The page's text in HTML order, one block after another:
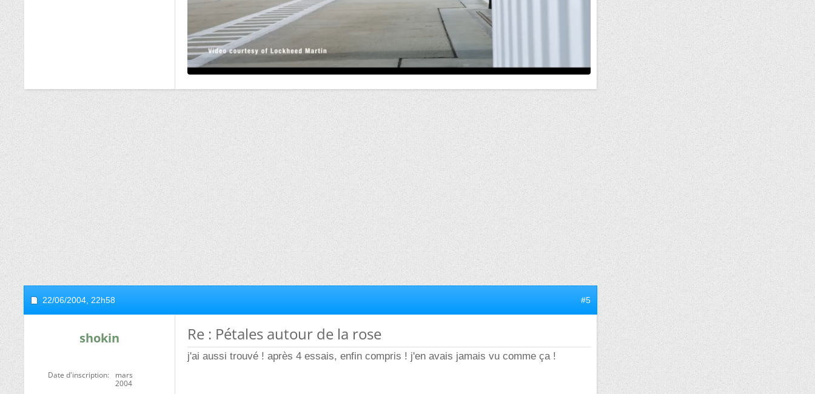
22/06/2004, 22h58 #5
shokin
Date d'inscription
mars
2004
Re : Pétales autour de la rose
j'ai aussi trouvé ! après 4 essais, enfin compris ! j'en avais jamais vu comme ça !